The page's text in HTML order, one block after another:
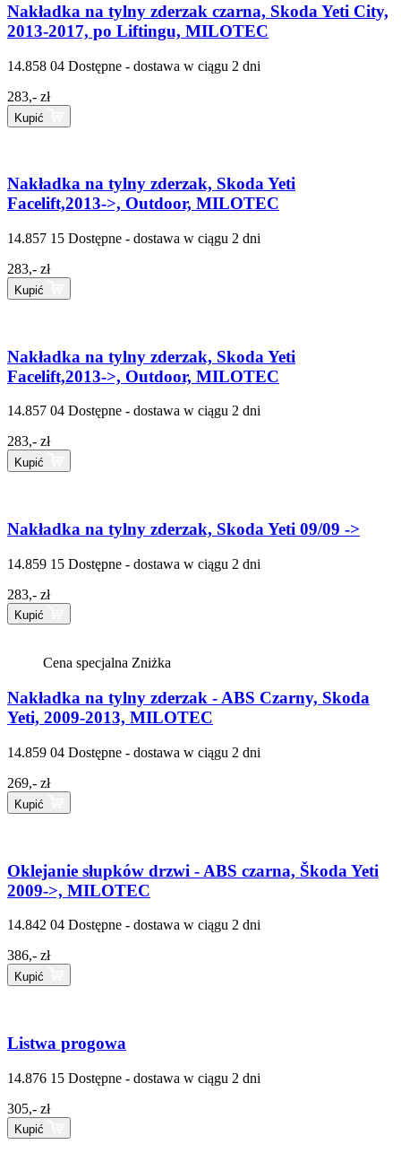
Nakładka na tylny zderzak czarna, Skoda Yeti City,
2013-2017, po Liftingu, MILOTEC
14.858 04 Dostępne - dostawa w ciągu 2 dni
283,- zł
Kupić
Nakładka na tylny zderzak, Skoda Yeti
Facelift,2013->, Outdoor, MILOTEC
14.857 15 Dostępne - dostawa w ciągu 2 dni
283,- zł
Kupić
Nakładka na tylny zderzak, Skoda Yeti
Facelift,2013->, Outdoor, MILOTEC
14.857 04 Dostępne - dostawa w ciągu 2 dni
283,- zł
Kupić
Nakładka na tylny zderzak, Skoda Yeti 09/09 ->
14.859 15 Dostępne - dostawa w ciągu 2 dni
283,- zł
Kupić
Cena specjalna Zniżka
Nakładka na tylny zderzak - ABS Czarny, Skoda
Yeti, 2009-2013, MILOTEC
14.859 04 Dostępne - dostawa w ciągu 2 dni
269,- zł
Kupić
Oklejanie słupków drzwi - ABS czarna, Škoda Yeti
2009->, MILOTEC
14.842 04 Dostępne - dostawa w ciągu 2 dni
386,- zł
Kupić
Listwa progowa
14.876 15 Dostępne - dostawa w ciągu 2 dni
305,- zł
Kupić